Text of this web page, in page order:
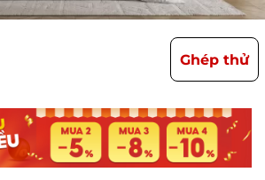
Ghép thử